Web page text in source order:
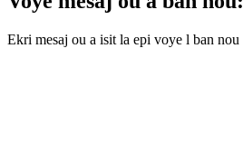
Ekri mesaj ou a isit la epi voye l ban nou